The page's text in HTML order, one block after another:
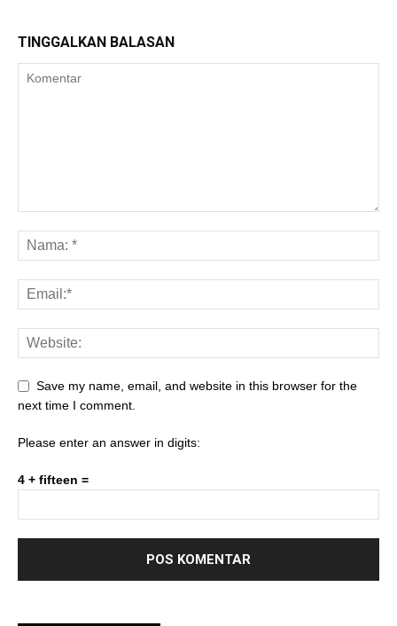
TINGGALKAN BALASAN
Save my name, email, and website in this browser for the
next time I comment.
Please enter an answer in digits:
4 + fifteen =